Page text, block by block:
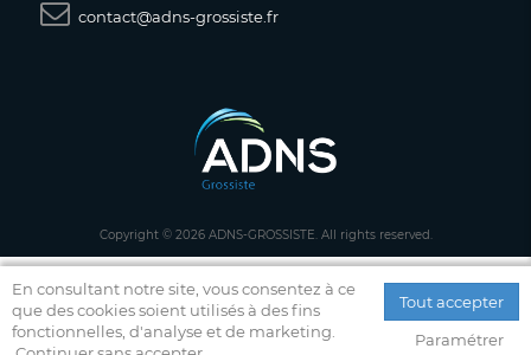
contact@adns-grossiste.fr
En consultant notre site, vous consentez à ce
que des cookies soient utilisés à des fins
fonctionnelles, d'analyse et de marketing.
Tout accepter
Paramétrer
Copyright © 2026 ADNS-GROSSISTE. All rights reserved.